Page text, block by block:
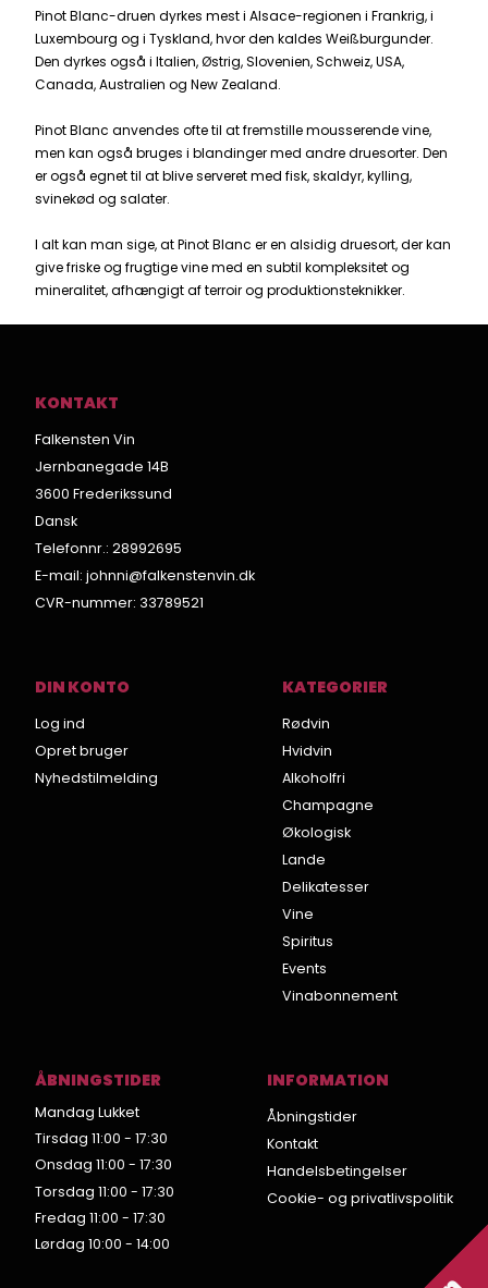
Pinot Blanc-druen dyrkes mest i Alsace-regionen i Frankrig, i
Luxembourg og iTyskland, hvor den kaldes Weißburgunder.
Den dyrkes også iItalien,Østrig, Slovenien, Schweiz,USA,
Canada,Australien ogNew Zealand.
Pinot Blanc anvendes ofte til at fremstille mousserende vine,
men kan også bruges i blandinger med andre druesorter. Den
er også egnet til at blive serveret med fisk, skaldyr, kylling,
svinekød og salater.
I alt kan man sige, at Pinot Blanc er en alsidig druesort, der kan
give friske og frugtige vine med en subtil kompleksitet og
mineralitet, afhængigt af terroir og produktionsteknikker.
KONTAKT
Falkensten Vin
Jernbanegade 14B
3600 Frederikssund
Dansk
Telefonnr.: 28992695
E-mail: johnni@falkenstenvin.dk
CVR-nummer: 33789521
DIN KONTO
Log ind
Opret bruger
Nyhedstilmelding
KATEGORIER
Rødvin
Hvidvin
Alkoholfri
Champagne
Økologisk
Lande
Delikatesser
Vine
Spiritus
Events
Vinabonnement
ÅBNINGSTIDER
Mandag Lukket
Tirsdag 11:00 - 17:30
Onsdag 11:00 - 17:30
Torsdag 11:00 - 17:30
Fredag 11:00 - 17:30
Lørdag 10:00 - 14:00
INFORMATION
Åbningstider
Kontakt
Handelsbetingelser
Cookie- og privatlivspolitik